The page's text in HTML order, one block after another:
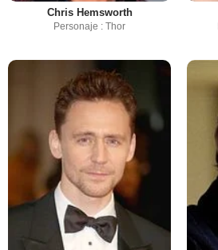
Chris Hemsworth
Personaje : Thor